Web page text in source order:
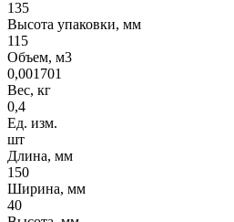
135
Высота упаковки, мм
115
Объем, м3
0,001701
Вес, кг
0,4
Ед. изм.
шт
Длина, мм
150
Ширина, мм
40